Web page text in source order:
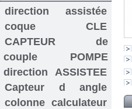
direction assistée
coque CLE
CAPTEUR de
couple
POMPE
direction ASSISTEE
Capteur d angle
colonne calculateur